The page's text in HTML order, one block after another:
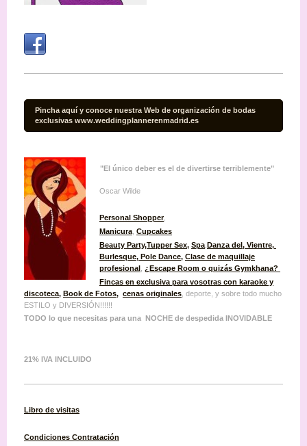
Pincha aquí y conoce nuestra Web de organización de bodas
exclusivas www.weddingplannerenmadrid.es
"El único deber es el de divertirse terriblemente"
Oscar Wilde
Personal Shopper,
Manicura Cupcakes
Beauty Party,Tupper Sex, Spa Danza del, Vientre,
Burlesque, Pole Dance, Clase de maquillaje
profesional ¿Escape Room o quizás Gymkhana?
Fincas en exclusiva para vosotras con karaoke y
discoteca, Book de Fotos, cenas originales , deporte, y sobre todo mucho
ESTILO y DIVERSIÓN!!!!!!
TODO lo que necesitas para una NOCHE de despedida INOVIDABLE
21% IVA INCLUIDO
Libro de visitas
Condiciones Contratación